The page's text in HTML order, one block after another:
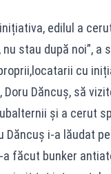
edilul a
stau după noi”, a
cu
Doru Dăncuș, să
și a cerut
Dăncuș i-a lăudat
a făcut bunker